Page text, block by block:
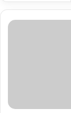
New
आरोपी